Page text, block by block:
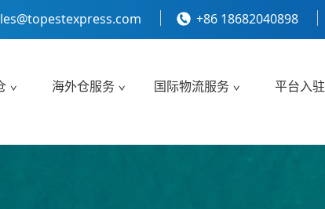
+86 18682040898
海外仓服务 国际物流服务 平台入驻